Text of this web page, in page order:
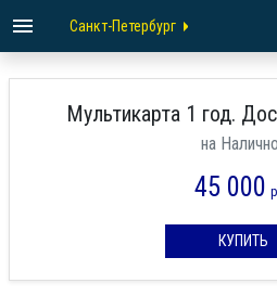
Санкт-Петербург
Мультикарта 1 год.
на
45 000
КУПИТЬ